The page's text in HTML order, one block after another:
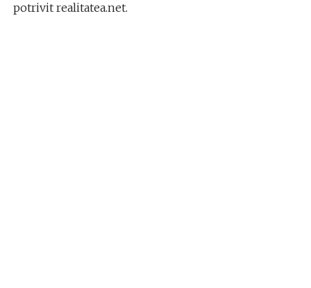
potrivit realitatea.net.